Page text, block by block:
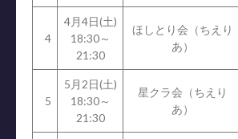
4
4月4日(土)
18:30～
21:30
ほしとり会（ちえり
あ）
5
5月2日(土)
18:30～
21:30
星クラ会（ちえり
あ）